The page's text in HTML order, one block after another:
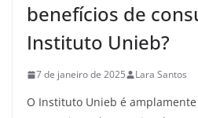
benefícios de
Instituto Unieb?
7 de janeiro de 2025 Lara Santos
O Instituto Unieb é